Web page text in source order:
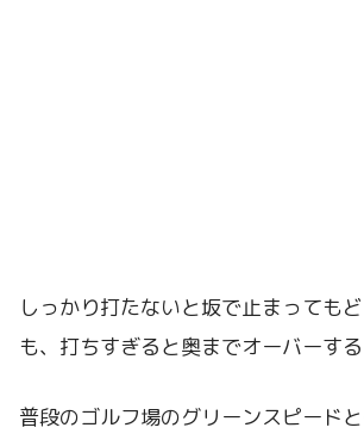
しっかり打たないと坂で止まっても
も、打ちすぎると奥までオーバーする
普段のゴルフ場のグリーンスピード